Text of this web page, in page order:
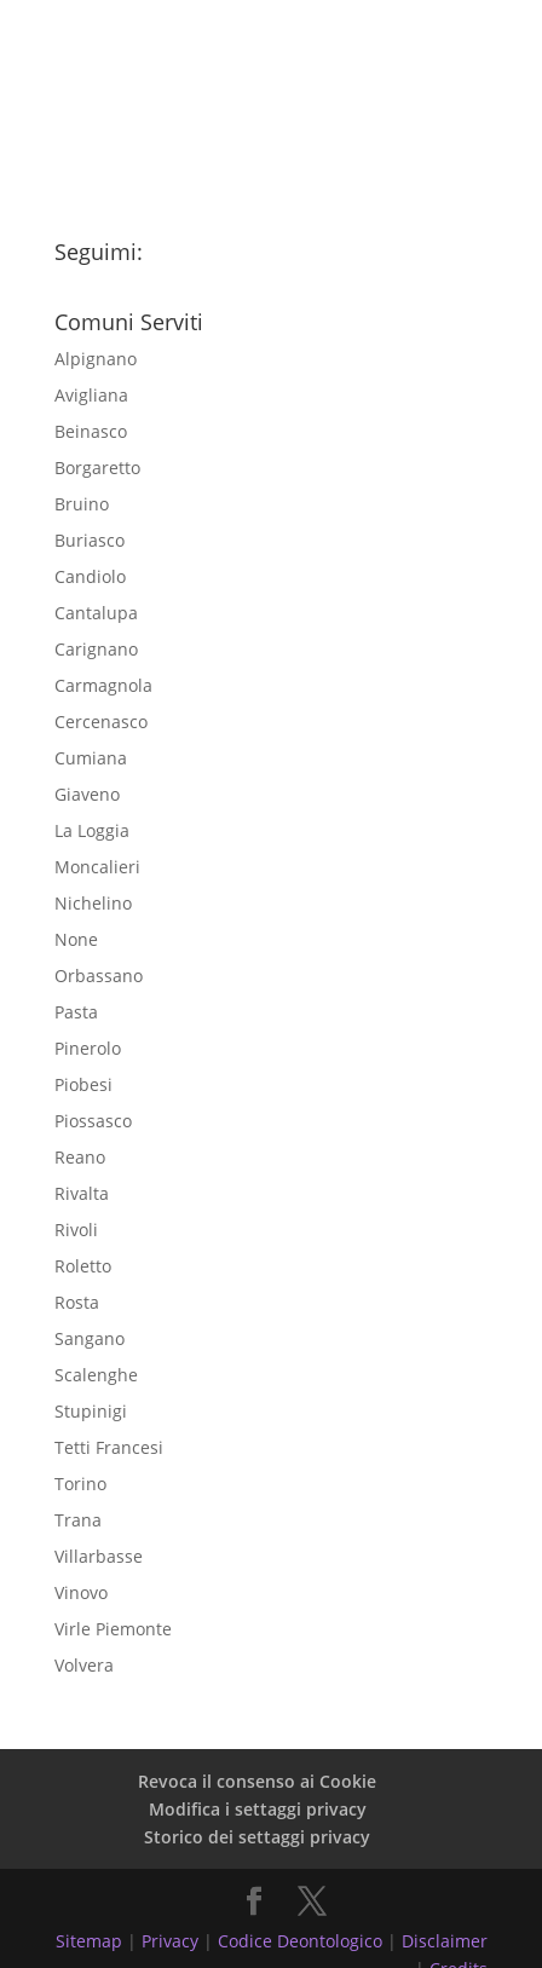
Seguimi:
Comuni Serviti
Alpignano
Avigliana
Beinasco
Borgaretto
Bruino
Buriasco
Candiolo
Cantalupa
Carignano
Carmagnola
Cercenasco
Cumiana
Giaveno
La Loggia
Moncalieri
Nichelino
None
Orbassano
Pasta
Pinerolo
Piobesi
Piossasco
Reano
Rivalta
Rivoli
Roletto
Rosta
Sangano
Scalenghe
Stupinigi
Tetti Francesi
Torino
Trana
Villarbasse
Vinovo
Virle Piemonte
Volvera
Revoca il consenso ai Cookie
Modifica i settaggi privacy
Storico dei settaggi privacy
Sitemap | Privacy | Codice Deontologico | Disclaimer